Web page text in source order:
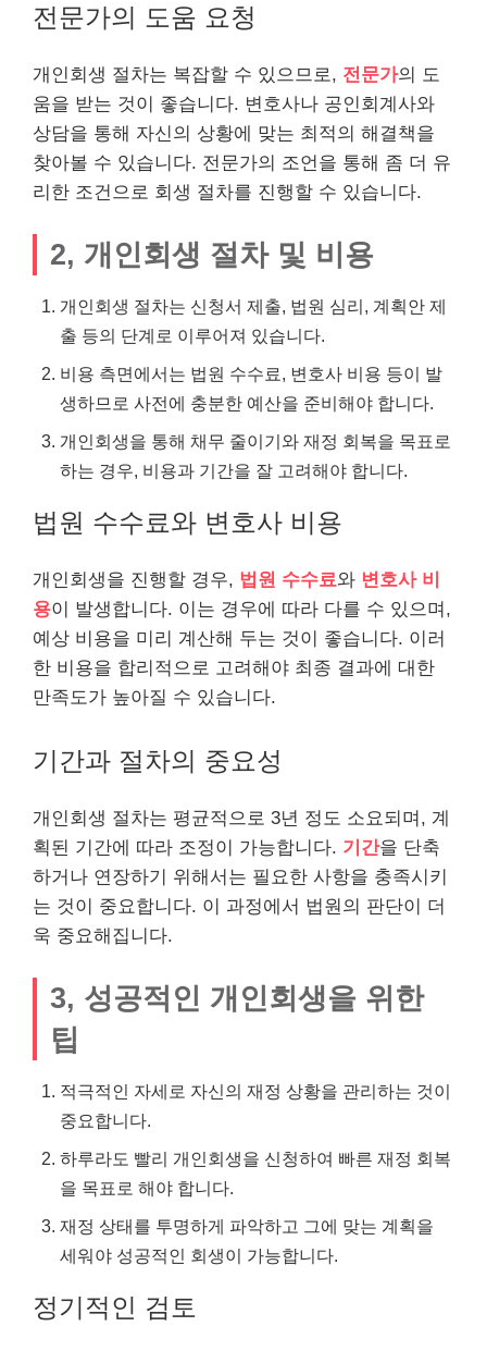
전문가의 도움 요청
개인회생 절차는 복잡할 수 있으므로, 전문가의 도
움을 받는 것이 좋습니다. 변호사나 공인회계사와
상담을 통해 자신의 상황에 맞는 최적의 해결책을
찾아볼 수 있습니다. 전문가의 조언을 통해 좀 더 유
리한 조건으로 회생 절차를 진행할 수 있습니다.
2, 개인회생 절차 및 비용
개인회생 절차는 신청서 제출, 법원 심리, 계획안 제
출 등의 단계로 이루어져 있습니다.
비용 측면에서는 법원 수수료, 변호사 비용 등이 발
생하므로 사전에 충분한 예산을 준비해야 합니다.
개인회생을 통해 채무 줄이기와 재정 회복을 목표로
하는 경우, 비용과 기간을 잘 고려해야 합니다.
법원 수수료와 변호사 비용
개인회생을 진행할 경우, 법원 수수료와 변호사 비
용이 발생합니다. 이는 경우에 따라 다를 수 있으며,
예상 비용을 미리 계산해 두는 것이 좋습니다. 이러
한 비용을 합리적으로 고려해야 최종 결과에 대한
만족도가 높아질 수 있습니다.
기간과 절차의 중요성
개인회생 절차는 평균적으로 3년 정도 소요되며, 계
획된 기간에 따라 조정이 가능합니다. 기간을 단축
하거나 연장하기 위해서는 필요한 사항을 충족시키
는 것이 중요합니다. 이 과정에서 법원의 판단이 더
욱 중요해집니다.
3, 성공적인 개인회생을 위한
팁
적극적인 자세로 자신의 재정 상황을 관리하는 것이
중요합니다.
하루라도 빨리 개인회생을 신청하여 빠른 재정 회복
을 목표로 해야 합니다.
재정 상태를 투명하게 파악하고 그에 맞는 계획을
세워야 성공적인 회생이 가능합니다.
정기적인 검토